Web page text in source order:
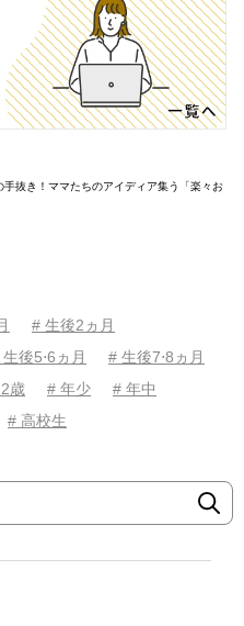
# 生後2ヵ月
後5⋅6ヵ月
# 生後7⋅8ヵ月
歳 # 年少
# 年中
# 高校生